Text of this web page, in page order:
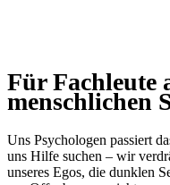
Für Fachleute
menschlichen
Uns Psychologen passiert
uns Hilfe suchen – wir
unseres Egos, die dunklen